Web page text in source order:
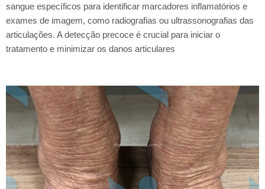
sangue específicos para identificar marcadores inflamatórios e
exames de imagem, como radiografias ou ultrassonografias das
articulações. A detecção precoce é crucial para iniciar o
tratamento e minimizar os danos articulares